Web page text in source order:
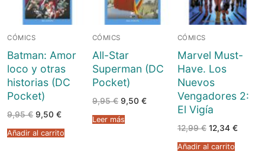
CÓMICS
Batman: Amor
loco y otras
historias (DC
Pocket)
9,95€ El
precio
original
era:
9,50 €El
actual
es:
Añadir al carrito
CÓMICS
All-Star
Superman (DC
Pocket)
9,95€ El
precio
original
era:
9,50 €El
Leer más
CÓMICS
Marvel Must-
Have. Los
Nuevos
Vengadores 2:
El Vigía
12,99€ El
precio
original
12,34 €El
Añadir al carrito